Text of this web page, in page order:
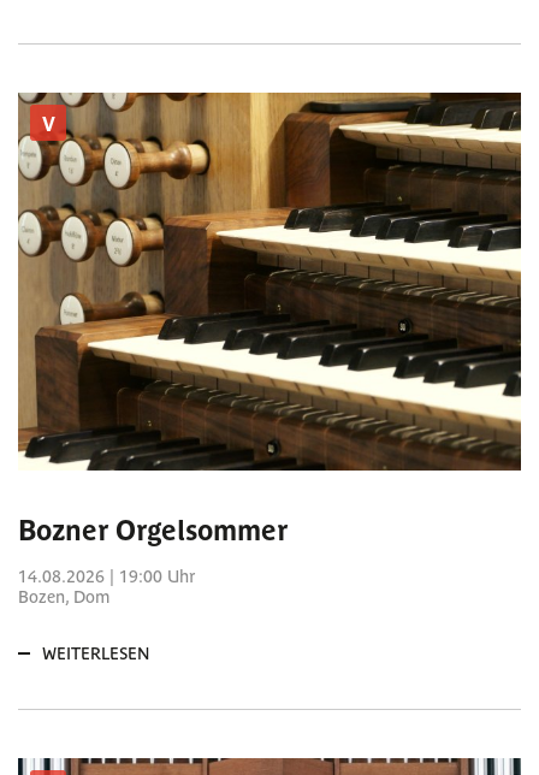
V
Bozner Orgelsommer
14.08.2026 | 19:00 Uhr
Bozen, Dom
WEITERLESEN